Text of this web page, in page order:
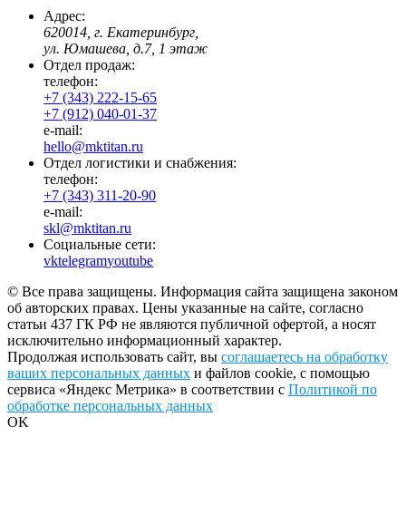
Адрес:
620014, г. Екатеринбург,
ул. Юмашева, д.7, 1 этаж
Отдел продаж:
телефон:
+7 (343) 222-15-65
+7 (912) 040-01-37
e-mail:
hello@mktitan.ru
Отдел логистики и снабжения:
телефон:
+7 (343) 311-20-90
e-mail:
skl@mktitan.ru
Социальные сети:
vktelegramyoutube
© Все права защищены. Информация сайта защищена законом
об авторских правах. Цены указанные на сайте, согласно
статьи 437 ГК РФ не являются публичной офертой, а носят
исключительно информационный характер.
Продолжая использовать сайт, вы соглашаетесь на обработку
ваших персональных данных и файлов cookie, с помощью
сервиса «Яндекс Метрика» в соответствии с Политикой по
обработке персональных данных
OK